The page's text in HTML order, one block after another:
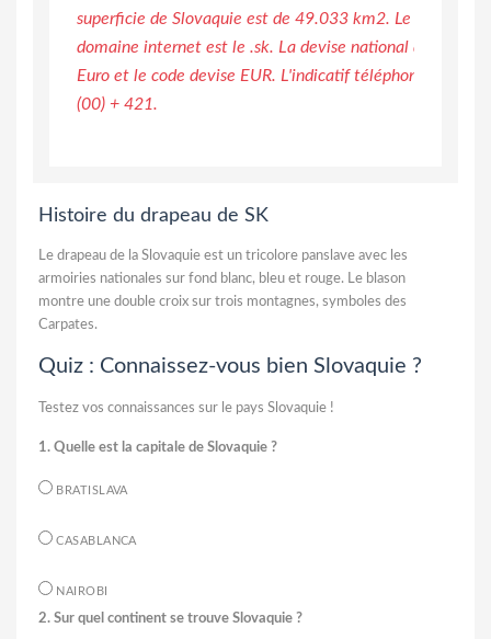
superficie de Slovaquie est de 49.033 km2. Le code pays
domaine internet est le .sk. La devise national du pays
Euro et le code devise EUR. L'indicatif téléphonique de
(00) + 421.
Histoire du drapeau de SK
Le drapeau de la Slovaquie est un tricolore panslave avec les
armoiries nationales sur fond blanc, bleu et rouge. Le blason
montre une double croix sur trois montagnes, symboles des
Carpates.
Quiz : Connaissez-vous bien Slovaquie ?
Testez vos connaissances sur le pays Slovaquie !
1. Quelle est la capitale de Slovaquie ?
BRATISLAVA
CASABLANCA
NAIROBI
2. Sur quel continent se trouve Slovaquie ?